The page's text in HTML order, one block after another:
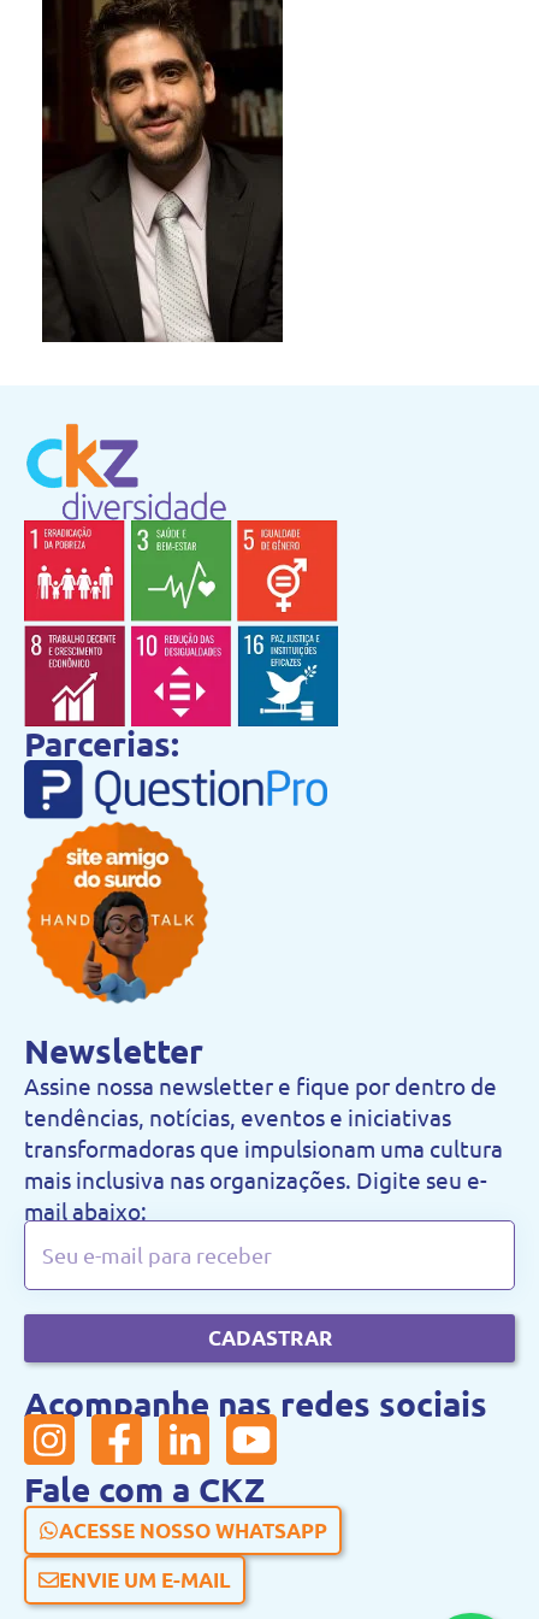
Parcerias:
Newsletter
Assine nossa newsletter e fique por dentro de
tendências, notícias, eventos e iniciativas
transformadoras que impulsionam uma cultura
mais inclusiva nas organizações. Digite seu e-
mail abaixo:
CADASTRAR
Acompanhe nas redes sociais
Fale com a CKZ
ACESSE NOSSO WHATSAPP
ENVIE UM E-MAIL